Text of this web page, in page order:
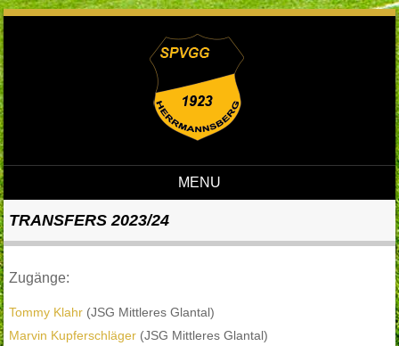
MENU
TRANSFERS 2023/24
Zugänge:
Tommy Klahr (JSG Mittleres Glantal)
Marvin Kupferschläger (JSG Mittleres Glantal)